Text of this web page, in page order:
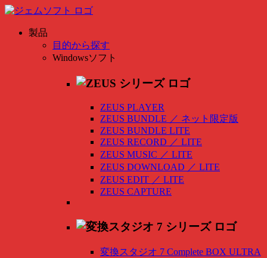
製品
目的から探す
Windowsソフト
ZEUS PLAYER
ZEUS BUNDLE ／ ネット限定版
ZEUS BUNDLE LITE
ZEUS RECORD ／ LITE
ZEUS MUSIC ／ LITE
ZEUS DOWNLOAD ／ LITE
ZEUS EDIT ／ LITE
ZEUS CAPTURE
変換スタジオ 7 Complete BOX ULTRA